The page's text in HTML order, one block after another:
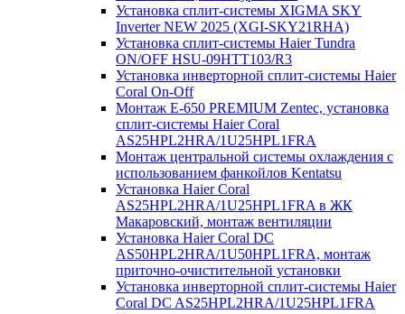
Установка сплит-системы XIGMA SKY
Inverter NEW 2025 (XGI-SKY21RHA)
Установка сплит-системы Haier Tundra
ON/OFF HSU-09HTT103/R3
Установка инверторной сплит-системы Haier
Coral On-Off
Монтаж E-650 PREMIUM Zentec, установка
сплит-системы Haier Coral
AS25HPL2HRA/1U25HPL1FRA
Монтаж центральной системы охлаждения с
использованием фанкойлов Kentatsu
Установка Haier Coral
AS25HPL2HRA/1U25HPL1FRA в ЖК
Макаровский, монтаж вентиляции
Установка Haier Coral DC
AS50HPL2HRA/1U50HPL1FRA, монтаж
приточно-очистительной установки
Установка инверторной сплит-системы Haier
Coral DC AS25HPL2HRA/1U25HPL1FRA